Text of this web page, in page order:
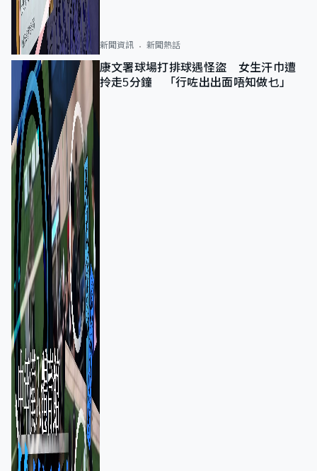
新聞資訊 新聞熱話
康文署球場打排球遇怪盜 女生汗巾遭
拎走5分鐘 「行咗出出面唔知做乜」